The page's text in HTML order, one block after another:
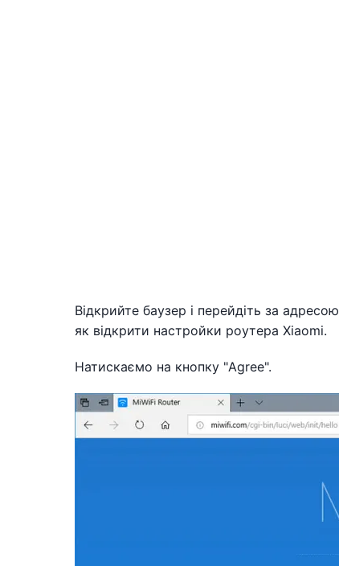
Відкрийте баузер і перейдіть за адресою
як відкрити настройки роутера Xiaomi.
Натискаємо на кнопку "Agree".